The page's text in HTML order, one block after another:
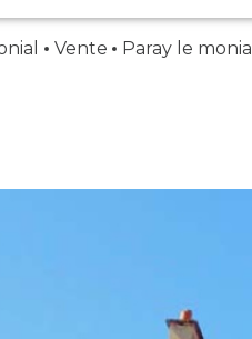
Vente Paray le monial